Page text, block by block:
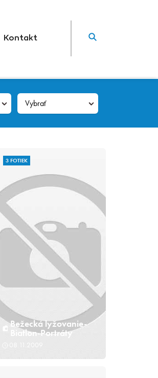
Kontakt
3 FOTIEK
Bežecká lyžovanie-
Biatlon-Portráty
08.11.2009